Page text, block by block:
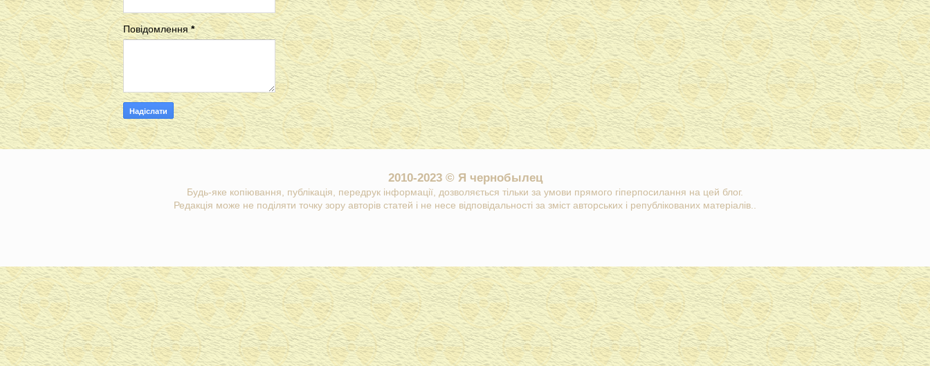
Повідомлення*
2010-2023 © Я чернобылец
Будь-яке копіювання, публікація, передрук інформації, дозволяється тільки за умови прямого гіперпосилання на цей блог.
Редакція може не поділяти точку зору авторів статей і не несе відповідальності за зміст авторських і републікованих матеріалів..